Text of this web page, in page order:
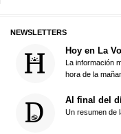
NEWSLETTERS
Hoy en La
La información
hora de la
Al final del
Un resumen de